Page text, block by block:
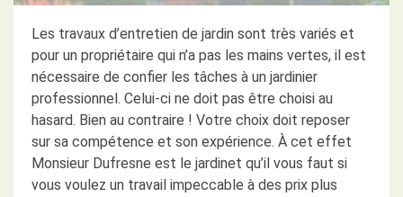
Les travaux d’entretien de jardin sont très variés et
pour un propriétaire qui n’a pas les mains vertes, il est
nécessaire de confier les tâches à un jardinier
professionnel. Celui-ci ne doit pas être choisi au
hasard. Bien au contraire ! Votre choix doit reposer
sur sa compétence et son expérience. À cet effet
Monsieur Dufresne est le jardinet qu’il vous faut si
vous voulez un travail impeccable à des prix plus